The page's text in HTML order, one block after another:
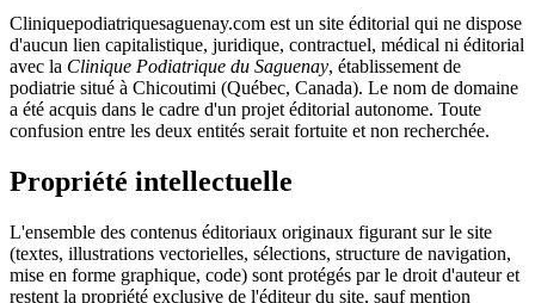
Cliniquepodiatriquesaguenay.com est un site éditorial qui ne dispose
d'aucun lien capitalistique, juridique, contractuel, médical ni éditorial
avec la Clinique Podiatrique du Saguenay, établissement de
podiatrie situé à Chicoutimi (Québec, Canada). Le nom de domaine
a été acquis dans le cadre d'un projet éditorial autonome. Toute
confusion entre les deux entités serait fortuite et non recherchée.
Propriété intellectuelle
L'ensemble des contenus éditoriaux originaux figurant sur le site
(textes, illustrations vectorielles, sélections, structure de navigation,
mise en forme graphique, code) sont protégés par le droit d'auteur et
restent la propriété exclusive de l'éditeur du site, sauf mention